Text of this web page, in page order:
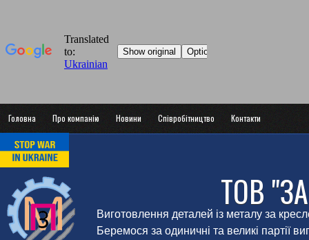
Головна Про компанію Новини Співробітництво Контакти
ТОВ
Виготовлення деталей із металу за
Беремося за одиничні та великі партії